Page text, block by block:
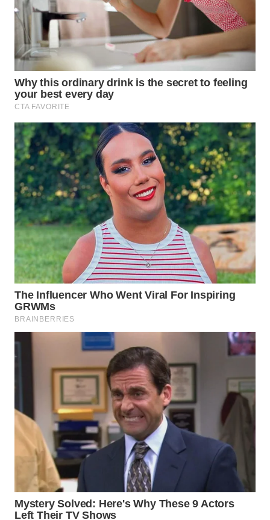
WISATA
LAPAK
WAHANA
Wahana
Network
KONSUMEN
LISTRIK
MASYARAKAT
KELISTRIKAN
WALINKI
ID
MAWAKA
ID
MARTABAT
NET
LPKKI
LKKI
KOPEKLIN